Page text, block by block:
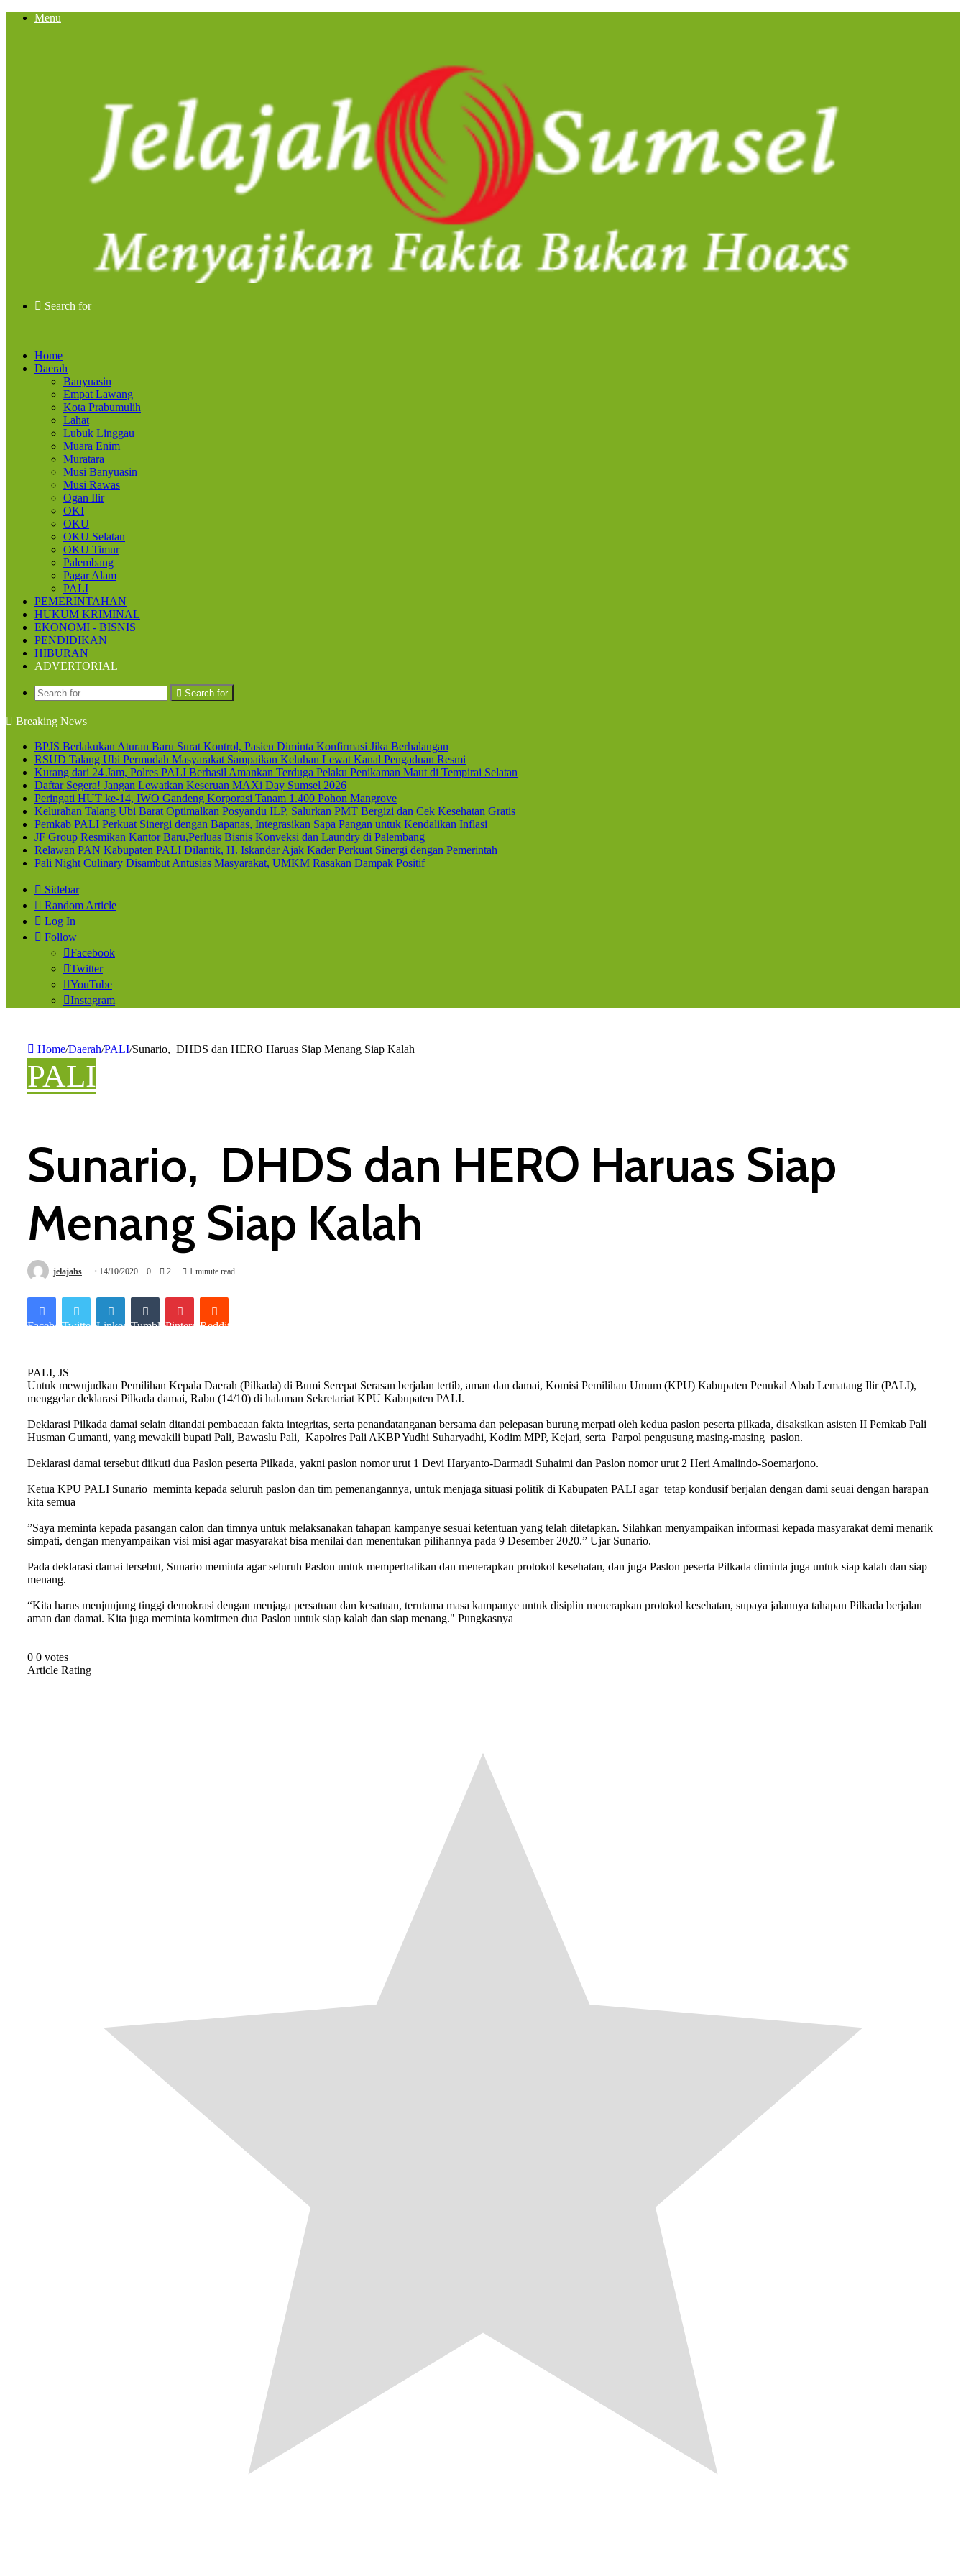
Menu
Search for
Home
Daerah
Banyuasin
Empat Lawang
Kota Prabumulih
Lahat
Lubuk Linggau
Muara Enim
Muratara
Musi Banyuasin
Musi Rawas
Ogan Ilir
OKI
OKU
OKU Selatan
OKU Timur
Palembang
Pagar Alam
PALI
PEMERINTAHAN
HUKUM KRIMINAL
EKONOMI - BISNIS
PENDIDIKAN
HIBURAN
ADVERTORIAL
Search for
Breaking News
BPJS Berlakukan Aturan Baru Surat Kontrol, Pasien Diminta Konfirmasi Jika Berhalangan
RSUD Talang Ubi Permudah Masyarakat Sampaikan Keluhan Lewat Kanal Pengaduan Resmi
Kurang dari 24 Jam, Polres PALI Berhasil Amankan Terduga Pelaku Penikaman Maut di Tempirai Selatan
Daftar Segera! Jangan Lewatkan Keseruan MAXi Day Sumsel 2026
Peringati HUT ke-14, IWO Gandeng Korporasi Tanam 1.400 Pohon Mangrove
Kelurahan Talang Ubi Barat Optimalkan Posyandu ILP, Salurkan PMT Bergizi dan Cek Kesehatan Gratis
Pemkab PALI Perkuat Sinergi dengan Bapanas, Integrasikan Sapa Pangan untuk Kendalikan Inflasi
JF Group Resmikan Kantor Baru,Perluas Bisnis Konveksi dan Laundry di Palembang
Relawan PAN Kabupaten PALI Dilantik, H. Iskandar Ajak Kader Perkuat Sinergi dengan Pemerintah
Pali Night Culinary Disambut Antusias Masyarakat, UMKM Rasakan Dampak Positif
Sidebar
Random Article
Log In
Follow
Facebook
Twitter
YouTube
Instagram
Home/Daerah/PALI/Sunario, DHDS dan HERO Haruas Siap Menang Siap Kalah
PALI
Sunario, DHDS dan HERO Haruas Siap
Menang Siap Kalah
jelajahs 14/10/2020 0 2 1 minute read
FacebookTwitter LinkedInTumblr PinterestReddit
PALI, JS
Untuk mewujudkan Pemilihan Kepala Daerah (Pilkada) di Bumi Serepat Serasan berjalan tertib, aman dan damai, Komisi Pemilihan Umum (KPU) Kabupaten Penukal Abab Lematang Ilir (PALI),
menggelar deklarasi Pilkada damai, Rabu (14/10) di halaman Sekretariat KPU Kabupaten PALI.
Deklarasi Pilkada damai selain ditandai pembacaan fakta integritas, serta penandatanganan bersama dan pelepasan burung merpati oleh kedua paslon peserta pilkada, disaksikan asisten II Pemkab Pali
Husman Gumanti, yang mewakili bupati Pali, Bawaslu Pali, Kapolres Pali AKBP Yudhi Suharyadhi, Kodim MPP, Kejari, serta Parpol pengusung masing-masing paslon.
Deklarasi damai tersebut diikuti dua Paslon peserta Pilkada, yakni paslon nomor urut 1 Devi Haryanto-Darmadi Suhaimi dan Paslon nomor urut 2 Heri Amalindo-Soemarjono.
Ketua KPU PALI Sunario meminta kepada seluruh paslon dan tim pemenangannya, untuk menjaga situasi politik di Kabupaten PALI agar tetap kondusif berjalan dengan dami seuai dengan harapan
kita semua
”Saya meminta kepada pasangan calon dan timnya untuk melaksanakan tahapan kampanye sesuai ketentuan yang telah ditetapkan. Silahkan menyampaikan informasi kepada masyarakat demi menarik
simpati, dengan menyampaikan visi misi agar masyarakat bisa menilai dan menentukan pilihannya pada 9 Desember 2020.” Ujar Sunario.
Pada deklarasi damai tersebut, Sunario meminta agar seluruh Paslon untuk memperhatikan dan menerapkan protokol kesehatan, dan juga Paslon peserta Pilkada diminta juga untuk siap kalah dan siap
menang.
“Kita harus menjunjung tinggi demokrasi dengan menjaga persatuan dan kesatuan, terutama masa kampanye untuk disiplin menerapkan protokol kesehatan, supaya jalannya tahapan Pilkada berjalan
aman dan damai. Kita juga meminta komitmen dua Paslon untuk siap kalah dan siap menang." Pungkasnya
0 0 votes
Article Rating